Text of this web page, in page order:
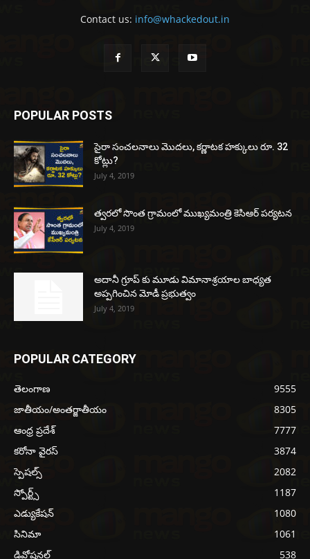
Contact us: info@whackedout.in
POPULAR POSTS
సైరా సంచలనాలు మొదలు, కర్ణాటక హక్కులు రూ. 32
కోట్లు?
July 4, 2019
త్వరలో సొంత గ్రామంలో ముఖ్యమంత్రి కెసిఆర్ పర్యటన
July 4, 2019
అదానీ గ్రూప్ కు మూడు విమానాశ్రయాల బాధ్యత
అప్పగించిన మోడీ ప్రభుత్వం
July 4, 2019
POPULAR CATEGORY
తెలంగాణ
9555
జాతీయం/అంతర్జాతీయం
8305
ఆంధ్ర ప్రదేశ్
7777
కరోనా వైరస్
3874
స్పెషల్స్
2082
స్పోర్ట్స్
1187
ఎడ్యుకేషన్
1080
సినిమా
1061
డివోషనల్
538